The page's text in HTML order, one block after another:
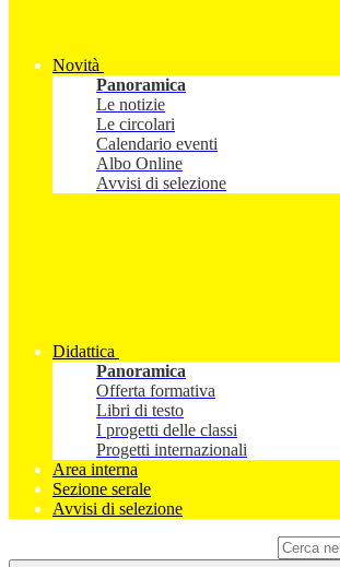
Novità
Panoramica
Le notizie
Le circolari
Calendario eventi
Albo Online
Avvisi di selezione
Didattica
Panoramica
Offerta formativa
Libri di testo
I progetti delle classi
Progetti internazionali
Area interna
Sezione serale
Avvisi di selezione